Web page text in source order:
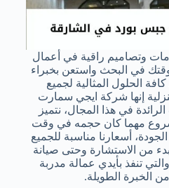
وتصاميم راقية في أعمال
في البحث واستعن بخبراء
الحلول المثالية لجميع
إنها شركة ايجي سمارت
في هذا المجال، نتميز
مهما كان حجمه في وقت
أسعارنا مناسبة للجميع
من الاستشارة وحتى صيانة
والتي تنفذ بأيدي عمالة مدربة
الخبرة الطويلة.